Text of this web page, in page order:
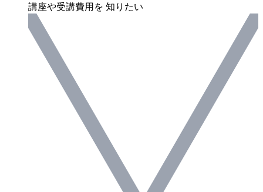
講座や受講費用を 知りたい